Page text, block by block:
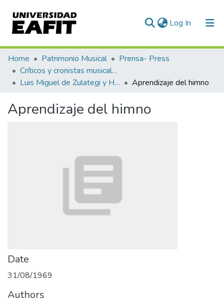
Log In (current)
Communities & Collections
All of DSpace
Home Patrimonio Musical
Prensa- Press
Críticos y cronistas musicales
Luis Miguel de Zulategi y Huarte
Aprendizaje del himno
Aprendizaje del himno
Date
31/08/1969
Authors